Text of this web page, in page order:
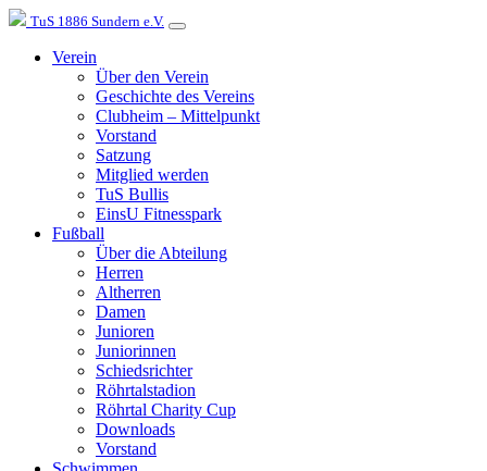
TuS 1886 Sundern e.V.
Verein
Über den Verein
Geschichte des Vereins
Clubheim – Mittelpunkt
Vorstand
Satzung
Mitglied werden
TuS Bullis
EinsU Fitnesspark
Fußball
Über die Abteilung
Herren
Altherren
Damen
Junioren
Juniorinnen
Schiedsrichter
Röhrtalstadion
Röhrtal Charity Cup
Downloads
Vorstand